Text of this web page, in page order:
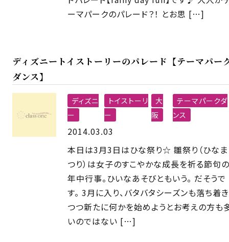
ーマパークのパレード？！ とお思 […]
ディズニートイストーリーのパレード【テーマパー
ダンス】
ディズニ
ー
トイストーリ
ー
大
阪
テーマパークダ
ンス
2014.03.03
本日は3月3日はひな祭り☆ 雛祭り（ひなま
つり）は女子のすこやかな成長を祈る節句の
年中行事。ひいなあそびともいう。 だそうで
す。 3月に入り、バタバタシーズンも落ち着き
つつ新たに何かを始めようとお考えの方も
いのではない […]